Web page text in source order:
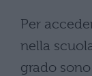
Per
nella
grado